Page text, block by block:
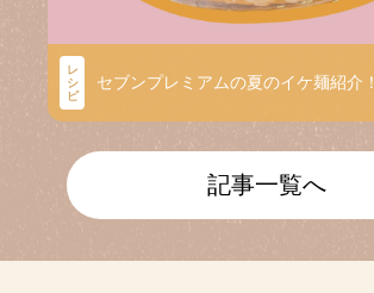
レ
シ
ピ
セブンプレミアムの夏のイケ麺紹介！
記事一覧へ